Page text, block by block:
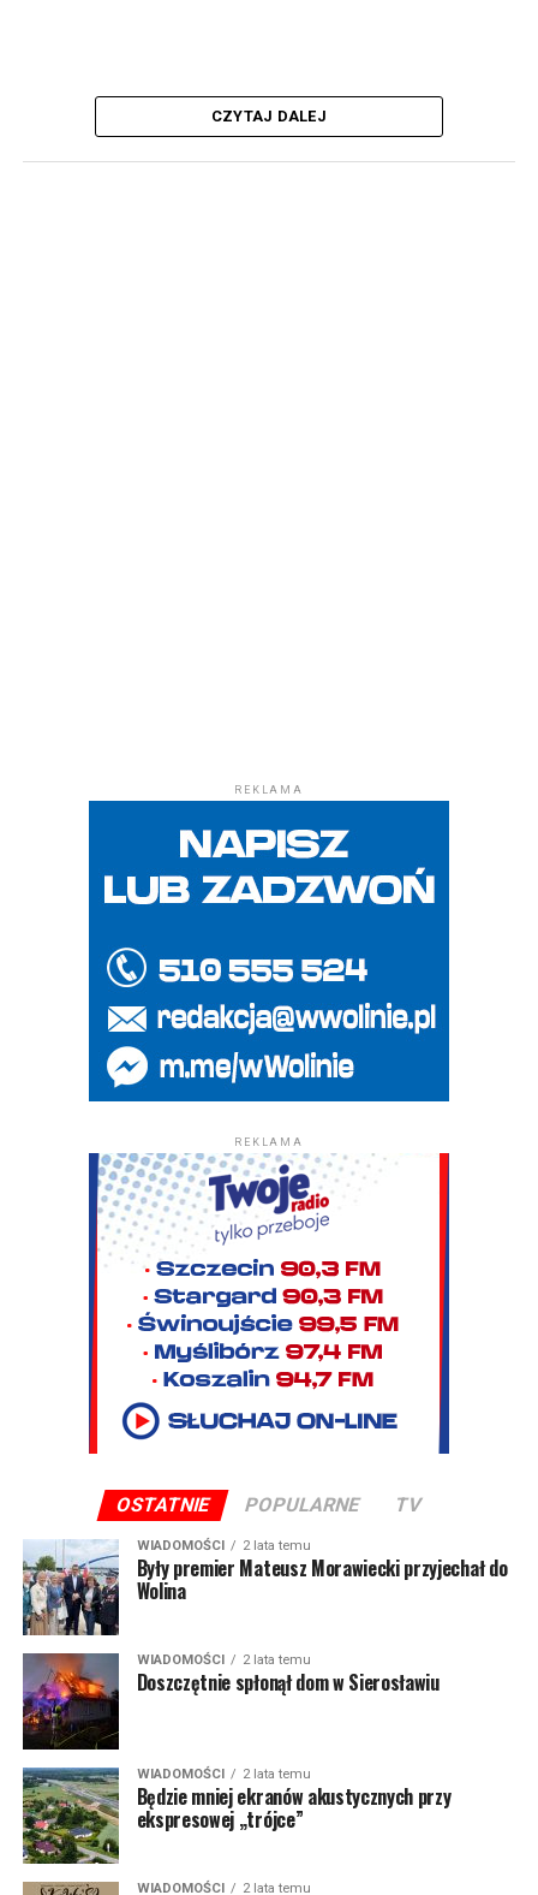
CZYTAJ DALEJ
REKLAMA
REKLAMA
OSTATNIE POPULARNE TV
WIADOMOŚCI 2 lata temu
Były premier Mateusz Morawiecki przyjechał do
Wolina
WIADOMOŚCI 2 lata temu
Doszczętnie spłonął dom w Sierosławiu
WIADOMOŚCI 2 lata temu
Będzie mniej ekranów akustycznych przy
ekspresowej „trójce”
WIADOMOŚCI 2 lata temu